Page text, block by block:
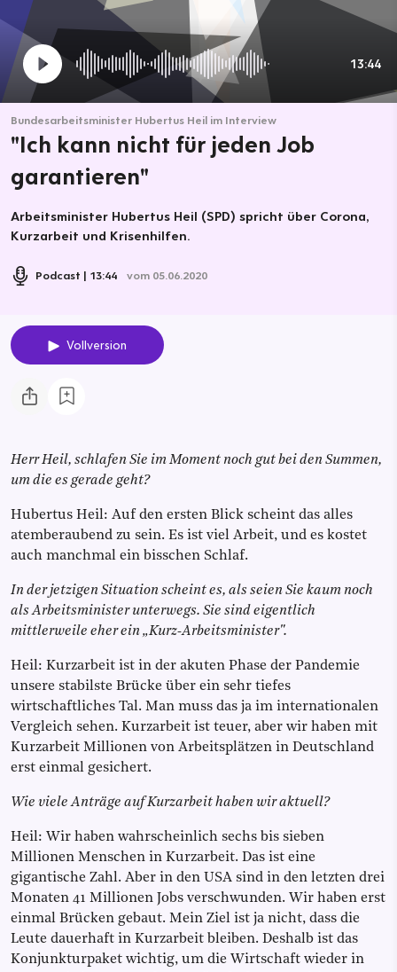
13:44
Bundesarbeitsminister Hubertus Heil im Interview
"Ich kann nicht für jeden Job
garantieren"
Arbeitsminister Hubertus Heil (SPD) spricht über Corona,
Kurzarbeit und Krisenhilfen.
Podcast 13:44 vom 05.06.2020
Vollversion
Herr Heil, schlafen Sie im Moment noch gut bei den Summen,
um die es gerade geht?
Hubertus Heil: Auf den ersten Blick scheint das alles
atemberaubend zu sein. Es ist viel Arbeit, und es kostet
auch manchmal ein bisschen Schlaf.
In der jetzigen Situation scheint es, als seien Sie kaum noch
als Arbeitsminister unterwegs. Sie sind eigentlich
mittlerweile eher ein „Kurz-Arbeitsminister".
Heil: Kurzarbeit ist in der akuten Phase der Pandemie
unsere stabilste Brücke über ein sehr tiefes
wirtschaftliches Tal. Man muss das ja im internationalen
Vergleich sehen. Kurzarbeit ist teuer, aber wir haben mit
Kurzarbeit Millionen von Arbeitsplätzen in Deutschland
erst einmal gesichert.
Wie viele Anträge auf Kurzarbeit haben wir aktuell?
Heil: Wir haben wahrscheinlich sechs bis sieben
Millionen Menschen in Kurzarbeit. Das ist eine
gigantische Zahl. Aber in den USA sind in den letzten drei
Monaten 41 Millionen Jobs verschwunden. Wir haben erst
einmal Brücken gebaut. Mein Ziel ist ja nicht, dass die
Leute dauerhaft in Kurzarbeit bleiben. Deshalb ist das
Konjunkturpaket wichtig, um die Wirtschaft wieder in